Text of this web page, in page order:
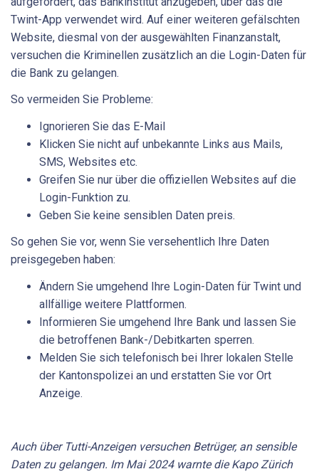
Twint-App verwendet wird. Auf einer weiteren gefälschten
Website, diesmal von der ausgewählten Finanzanstalt,
versuchen die Kriminellen zusätzlich an die Login-Daten für
die Bank zu gelangen.
So vermeiden Sie Probleme:
Ignorieren Sie das E-Mail
Klicken Sie nicht auf unbekannte Links aus Mails,
SMS, Websites etc.
Greifen Sie nur über die offiziellen Websites auf die
Login-Funktion zu.
Geben Sie keine sensiblen Daten preis.
So gehen Sie vor, wenn Sie versehentlich Ihre Daten
preisgegeben haben:
Ändern Sie umgehend Ihre Login-Daten für Twint und
allfällige weitere Plattformen.
Informieren Sie umgehend Ihre Bank und lassen Sie
die betroffenen Bank-/Debitkarten sperren.
Melden Sie sich telefonisch bei Ihrer lokalen Stelle
der Kantonspolizei an und erstatten Sie vor Ort
Anzeige.
Auch über Tutti-Anzeigen versuchen Betrüger, an sensible
Daten zu gelangen. Im Mai 2024 warnte die Kapo Zürich